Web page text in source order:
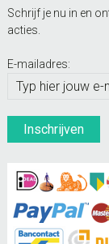
Schrijf je nu in en
acties.
E-mailadres: